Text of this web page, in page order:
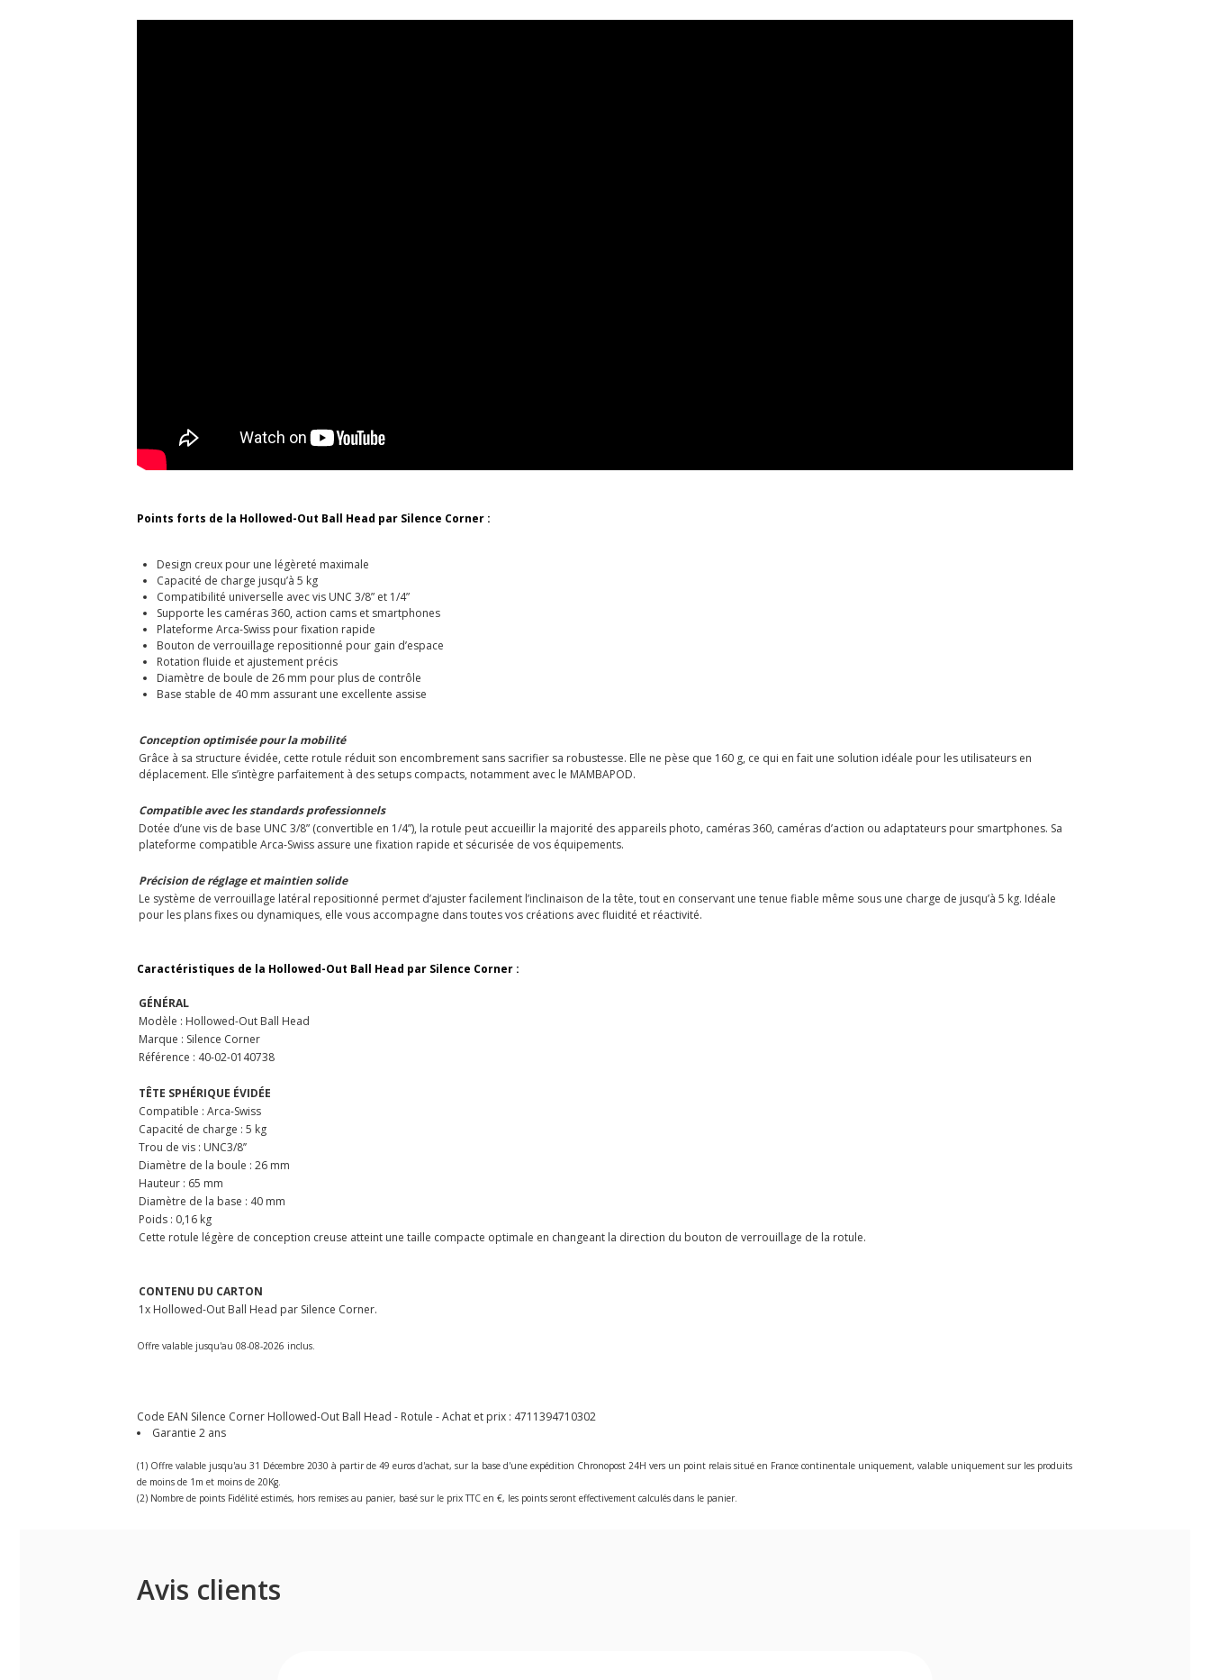
Points forts de la Hollowed-Out Ball Head par Silence Corner :
Design creux pour une légèreté maximale
Capacité de charge jusqu’à 5 kg
Compatibilité universelle avec vis UNC 3/8” et 1/4”
Supporte les caméras 360, action cams et smartphones
Plateforme Arca-Swiss pour fixation rapide
Bouton de verrouillage repositionné pour gain d’espace
Rotation fluide et ajustement précis
Diamètre de boule de 26 mm pour plus de contrôle
Base stable de 40 mm assurant une excellente assise
Conception optimisée pour la mobilité
Grâce à sa structure évidée, cette rotule réduit son encombrement sans sacrifier sa robustesse. Elle ne pèse que 160 g, ce qui en fait une solution idéale pour les utilisateurs en
déplacement. Elle s’intègre parfaitement à des setups compacts, notamment avec le MAMBAPOD.
Compatible avec les standards professionnels
Dotée d’une vis de base UNC 3/8” (convertible en 1/4”), la rotule peut accueillir la majorité des appareils photo, caméras 360, caméras d’action ou adaptateurs pour smartphones. Sa
plateforme compatible Arca-Swiss assure une fixation rapide et sécurisée de vos équipements.
Précision de réglage et maintien solide
Le système de verrouillage latéral repositionné permet d’ajuster facilement l’inclinaison de la tête, tout en conservant une tenue fiable même sous une charge de jusqu’à 5 kg. Idéale
pour les plans fixes ou dynamiques, elle vous accompagne dans toutes vos créations avec fluidité et réactivité.
Caractéristiques de la Hollowed-Out Ball Head par Silence Corner :
GÉNÉRAL
Modèle : Hollowed-Out Ball Head
Marque : Silence Corner
Référence : 40-02-0140738
TÊTE SPHÉRIQUE ÉVIDÉE
Compatible : Arca-Swiss
Capacité de charge : 5 kg
Trou de vis : UNC3/8’’
Diamètre de la boule : 26 mm
Hauteur : 65 mm
Diamètre de la base : 40 mm
Poids : 0,16 kg
Cette rotule légère de conception creuse atteint une taille compacte optimale en changeant la direction du bouton de verrouillage de la rotule.
CONTENU DU CARTON
1x Hollowed-Out Ball Head par Silence Corner.
Offre valable jusqu'au 08-08-2026 inclus.
Code EAN Silence Corner Hollowed-Out Ball Head - Rotule - Achat et prix : 4711394710302
Garantie 2 ans
(1) Offre valable jusqu'au 31 Décembre 2030 à partir de 49 euros d'achat, sur la base d'une expédition Chronopost 24H vers un point relais situé en France continentale uniquement, valable uniquement sur les produits
de moins de 1m et moins de 20Kg.
(2) Nombre de points Fidélité estimés, hors remises au panier, basé sur le prix TTC en €, les points seront effectivement calculés dans le panier.
Avis clients